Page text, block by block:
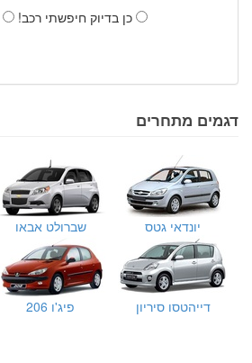
כן בדיוק חיפשתי רכב!
דגמים מתחרים
יונדאי גטס שברולט אבאו
דייהטסו סיריון פיג'ו 206